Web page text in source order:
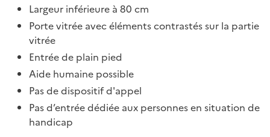
Largeur inférieure à 80 cm
Porte vitrée avec éléments contrastés sur la partie
vitrée
Entrée de plain pied
Aide humaine possible
Pas de dispositif d'appel
Pas d’entrée dédiée aux personnes en situation de
handicap